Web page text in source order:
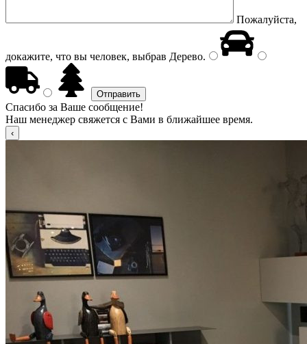
Пожалуйста,
докажите, что вы человек, выбрав Дерево.
Спасибо за Ваше сообщение!
Наш менеджер свяжется с Вами в ближайшее время.